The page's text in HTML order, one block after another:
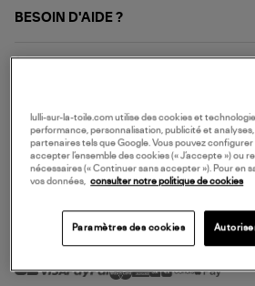
BESOIN D'AIDE ?
NOS SERVICES
SERVICE CLIENT
MODE DE PAIEMENT
lulli-sur-la-toile.com utilise des cookies et
performance, personnalisation, publicité et
partenaires tels que Google. Vous pouvez configurer
accepter l’ensemble des cookies (« J’accepte ») ou
nécessaires (« Continuer sans accepter »). Pour en
vos données,
consulter notre politique de cookies
Paramètres des cookies